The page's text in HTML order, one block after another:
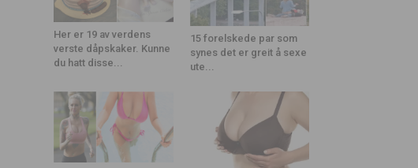
Her er 19 av verdens
verste dåpskaker. Kunne
du hatt disse...
15 forelskede par som
synes det er greit å sexe
ute...